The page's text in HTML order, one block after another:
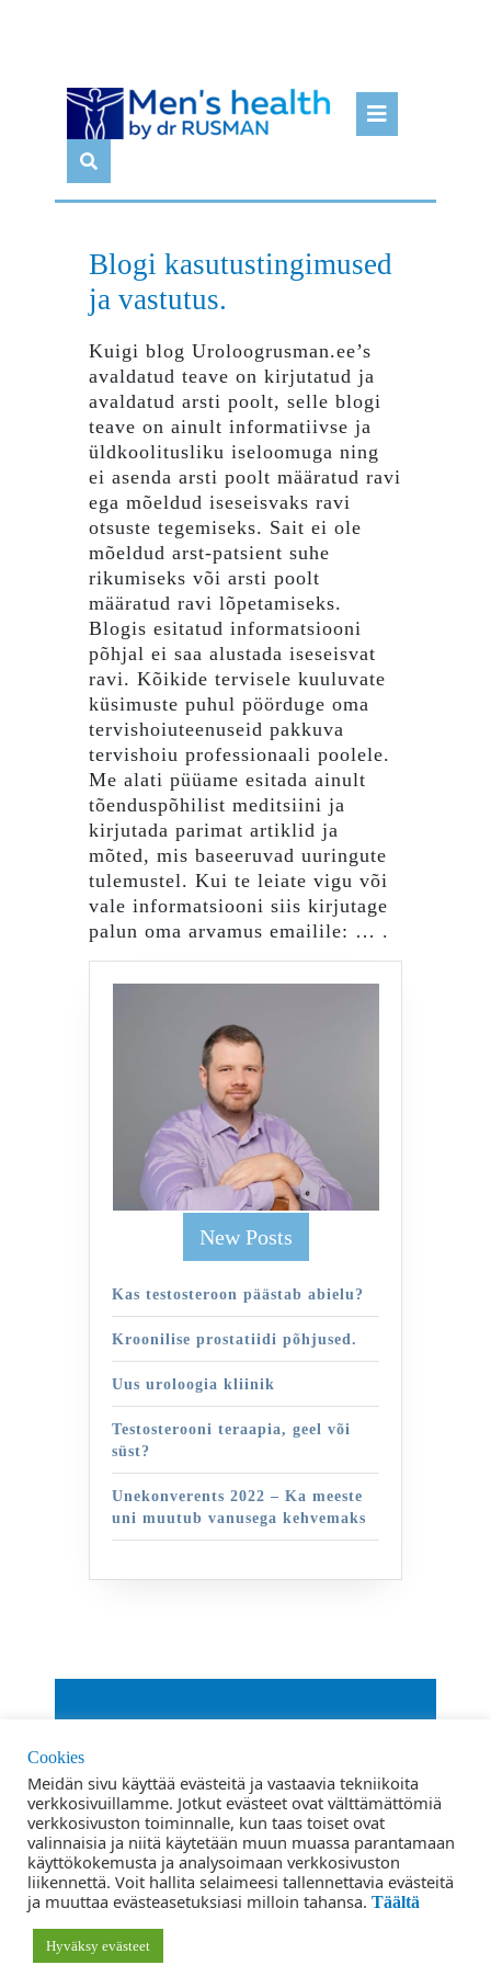
Skip
content
Blogi kasutustingimused
ja vastutus.
Kuigi blog Uroloogrusman.ee’s
avaldatud teave on kirjutatud ja
avaldatud arsti poolt, selle blogi
teave on ainult informatiivse ja
üldkoolitusliku iseloomuga ning
ei asenda arsti poolt määratud ravi
ega mõeldud iseseisvaks ravi
otsuste tegemiseks. Sait ei ole
mõeldud arst-patsient suhe
rikumiseks või arsti poolt
määratud ravi lõpetamiseks.
Blogis esitatud informatsiooni
põhjal ei saa alustada iseseisvat
ravi. Kõikide tervisele kuuluvate
küsimuste puhul pöörduge oma
tervishoiuteenuseid pakkuva
tervishoiu professionaali poolele.
Me alati püüame esitada ainult
tõenduspõhilist meditsiini ja
kirjutada parimat artiklid ja
mõted, mis baseeruvad uuringute
tulemustel. Kui te leiate vigu või
vale informatsiooni siis kirjutage
palun oma arvamus emailile: … .
New Posts
Kas testosteroon päästab abielu?
Kroonilise prostatiidi põhjused.
Uus uroloogia kliinik
Testosterooni teraapia, geel või
süst?
Unekonverents 2022 – Ka meeste
uni muutub vanusega kehvemaks
Up
Blogi kasutustingimused ja vastutus
Privaatsuspoliitika
Cookies
Meidän sivu käyttää evästeitä ja vastaavia tekniikoita
verkkosivuillamme. Jotkut evästeet ovat välttämättömiä
verkkosivuston toiminnalle, kun taas toiset ovat
valinnaisia ​​ja niitä käytetään muun muassa parantamaan
käyttökokemusta ja analysoimaan verkkosivuston
liikennettä. Voit hallita selaimeesi tallennettavia evästeitä
ja muuttaa evästeasetuksiasi milloin tahansa. Täältä
Hyväksy evästeet